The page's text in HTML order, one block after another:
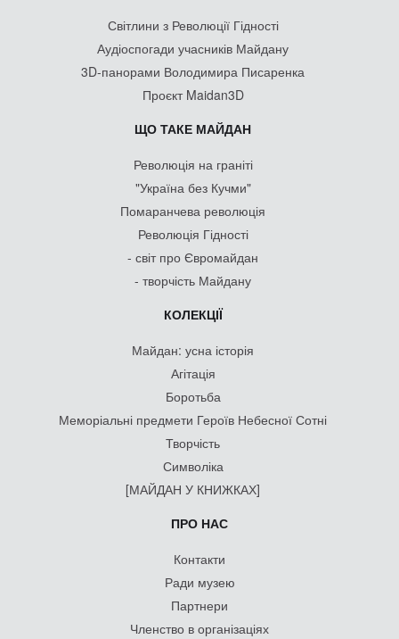
Світлини з Революції Гідності
Аудіоспогади учасників Майдану
3D-панорами Володимира Писаренка
Проєкт Maidan3D
ЩО ТАКЕ МАЙДАН
Революція на граніті
"Україна без Кучми"
Помаранчева революція
Революція Гідності
- світ про Євромайдан
- творчість Майдану
КОЛЕКЦІЇ
Майдан: усна історія
Агітація
Боротьба
Меморіальні предмети Героїв Небесної Сотні
Творчість
Символіка
[МАЙДАН У КНИЖКАХ]
ПРО НАС
Контакти
Ради музею
Партнери
Членство в організаціях